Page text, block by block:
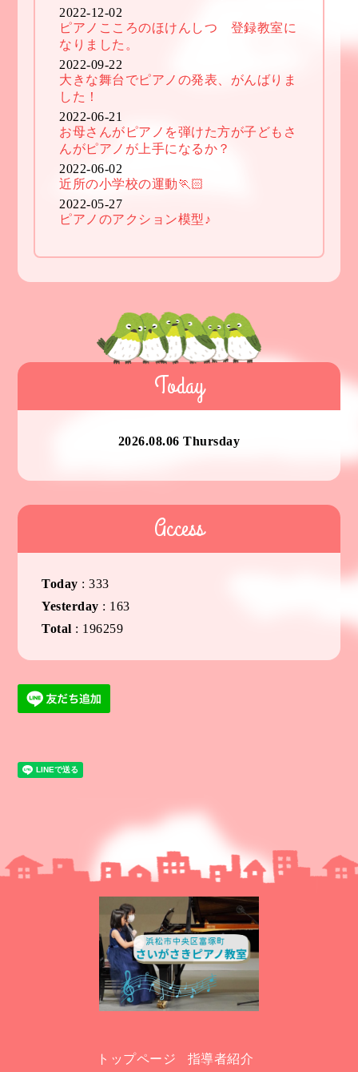
2022-12-02
ピアノこころのほけんしつ 登録教室に
なりました。
2022-09-22
大きな舞台でピアノの発表、がんばりま
した！
2022-06-21
お母さんがピアノを弾けた方が子どもさ
んがピアノが上手になるか？
2022-06-02
近所の小学校の運動🏃🏻
2022-05-27
ピアノのアクション模型♪
Today
2026.08.06 Thursday
Access
Today :333
Yesterday : 163
Total : 196259
トップページ 指導者紹介